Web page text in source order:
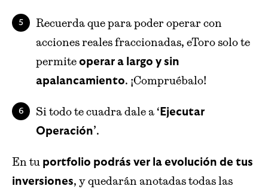
Recuerda que para poder operar con
acciones reales fraccionadas, eToro solo te
permite operar a largo y sin
apalancamiento. ¡Compruébalo!
Si todo te cuadra dale a ‘ Ejecutar
Operación’.
En tu portfolio podrás ver la evolución de tus
inversiones, y quedarán anotadas todas las